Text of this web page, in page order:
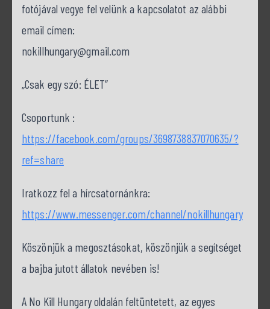
fotójával vegye fel velünk a kapcsolatot az alábbi
email címen:
nokillhungary@gmail.com
„Csak egy szó: ÉLET”
Csoportunk :
https://facebook.com/groups/3698738837070635/?
ref=share
Iratkozz fel a hírcsatornánkra:
https://www.messenger.com/channel/nokillhungary
Köszönjük a megosztásokat, köszönjük a segítséget
a bajba jutott állatok nevében is!
A No Kill Hungary oldalán feltüntetett, az egyes